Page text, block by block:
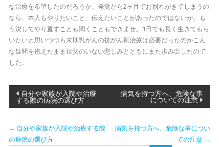
な治療を希望したのだろうか。発覚から2ヶ月でお別れがきてしまうの
なら、本人もやりたいこと、伝えたいことがあったのではないか。も
う決してやり直すことも聞くこともできませ。1日でも長く生きてもら
いたいと思いつつも末期乳がんの抗がん剤治療は必要だったのかこん
な疑問を抱えたまま祖父のいない悲しみとともにまた歩み出したので
した。
投稿ナビゲーション
自分や家族が入院や治療
する際の病院の選び方
病気を持つ方へ、危険な事
についての注意
← 自分や家族が入院や治療する際
の病院の選び方
病気を持つ方へ、危険な事につい
ての注意 →